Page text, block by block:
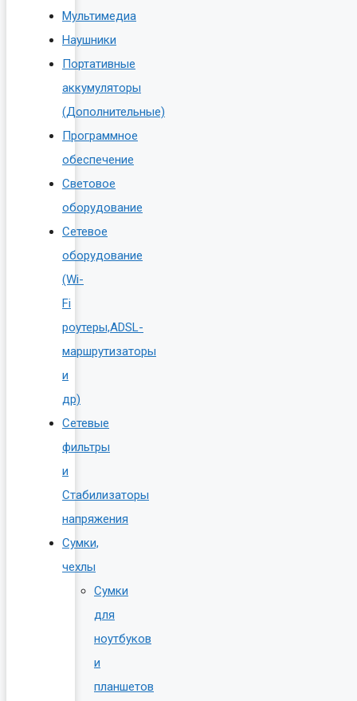
Мультимедиа
Наушники
Портативные
аккумуляторы
(Дополнительные)
Программное
обеспечение
Световое
оборудование
Сетевое
оборудование
(Wi-
Fi
роутеры,ADSL-
маршрутизаторы
и
др)
Сетевые
фильтры
и
Стабилизаторы
напряжения
Сумки,
чехлы
Сумки
для
ноутбуков
и
планшетов